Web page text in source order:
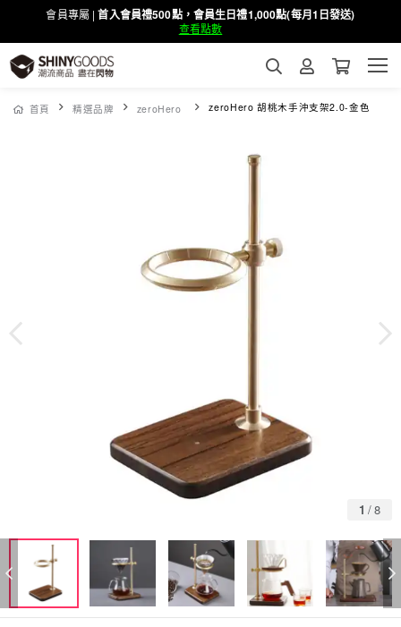
會員專屬 |首入會員禮500點，會員生日禮1,000點(每月1日發送)
查看點數
首頁 精選品牌 zeroHero zeroHero 胡桃木手沖支架2.0-金色
1 /8